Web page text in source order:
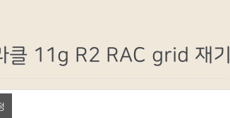
클 11g R2 RAC grid 재